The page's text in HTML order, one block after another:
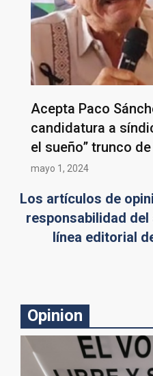
Acepta Paco
candidatura a
el sueño” trunco
mayo 1, 2024
Los artículos de
responsabilidad
línea editorial
Opinion